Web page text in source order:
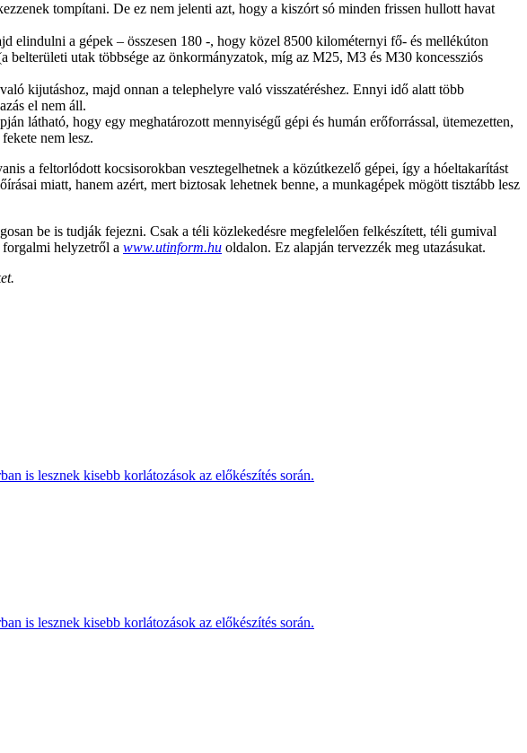
tompítani. De ez nem jelenti azt, hogy a kiszórt só minden frissen hullott havat
elindulni a gépek – összesen 180 -, hogy közel 8500 kilométernyi fő- és mellékúton
belterületi utak többsége az önkormányzatok, míg az M25, M3 és M30 koncessziós
kijutáshoz, majd onnan a telephelyre való visszatéréshez. Ennyi idő alatt több
el nem áll.
látható, hogy egy meghatározott mennyiségű gépi és humán erőforrással, ütemezetten,
nem lesz.
a feltorlódott kocsisorokban vesztegelhetnek a közútkezelő gépei, így a hóeltakarítást
miatt, hanem azért, mert biztosak lehetnek benne, a munkagépek mögött tisztább lesz
be is tudják fejezni. Csak a téli közlekedésre megfelelően felkészített, téli gumival
helyzetről a www.utinform.hu oldalon. Ez alapján tervezzék meg utazásukat.
is lesznek kisebb korlátozások az előkészítés során.
is lesznek kisebb korlátozások az előkészítés során.